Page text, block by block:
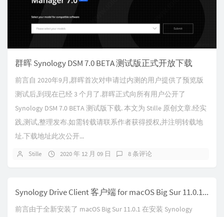
群晖 Synology DSM 7.0 BETA 测试版正式开放下载
前言自 2020年9月,群晖首次对申请过内测的用户提供了预览版
测试后,到现在已经 3 个月了.群晖正式向所有用户公开了
Synology DSM 7.0 BETA 测试版下载. 本文为 Stille 原创文章.经实
践,测试,整理发布.如需转载请联系作者获得授权,并注明转载地
址.下载地址此次公开...
Stille 2020 年 12 月 09 日 8 条评论
Synology Drive Client 客户端 for macOS Big Sur 11.0.1 官方临时修复版
前言由于全新安装了 macOS Big Sur 11.0.1 在安装 Synology